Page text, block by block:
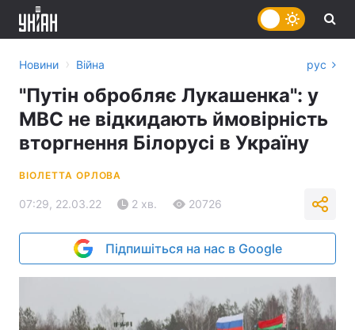
Новини › Війна рус
"Путін обробляє Лукашенка": у
МВС не відкидають ймовірність
вторгнення Білорусі в Україну
ВІОЛЕТТА ОРЛОВА
07:29, 22.03.22 2 хв. 20726
Підпишіться на нас в Google